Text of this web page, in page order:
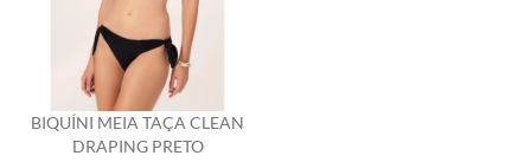
BIQUÍNI MEIA TAÇA CLEAN
DRAPING PRETO